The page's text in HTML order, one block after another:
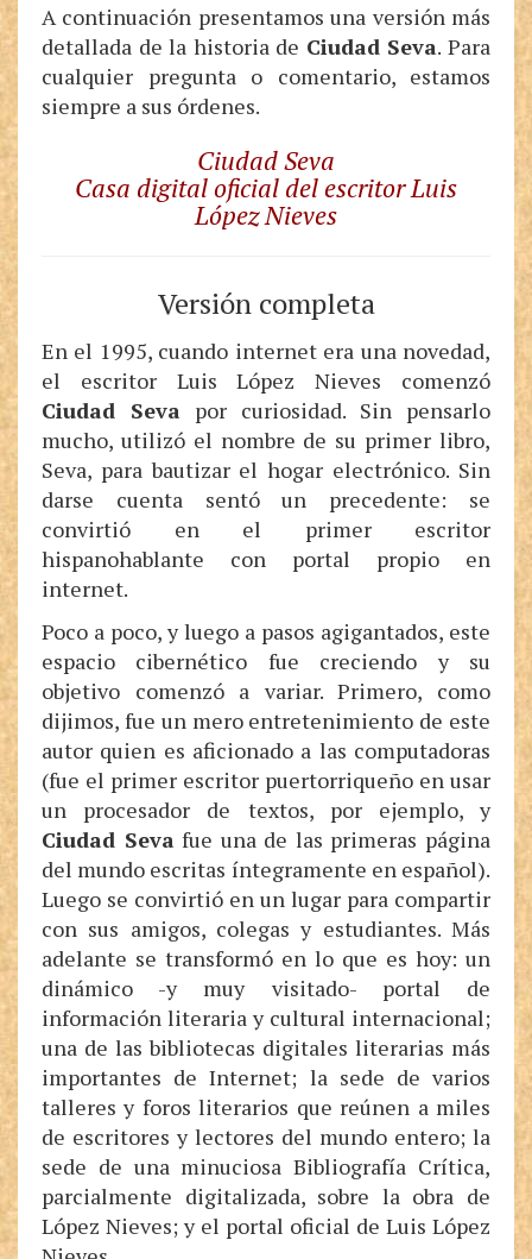
A continuación presentamos una versión más
detallada de la historia de Ciudad Seva. Para
cualquier pregunta o comentario, estamos
siempre a sus órdenes.
Ciudad Seva
Casa digital oficial del escritor Luis
López Nieves
Versión completa
En el 1995, cuando internet era una novedad,
el escritor Luis López Nieves comenzó
Ciudad Seva por curiosidad. Sin pensarlo
mucho, utilizó el nombre de su primer libro,
Seva, para bautizar el hogar electrónico. Sin
darse cuenta sentó un precedente: se
convirtió en el primer escritor
hispanohablante con portal propio en
internet.
Poco a poco, y luego a pasos agigantados, este
espacio cibernético fue creciendo y su
objetivo comenzó a variar. Primero, como
dijimos, fue un mero entretenimiento de este
autor quien es aficionado a las computadoras
(fue el primer escritor puertorriqueño en usar
un procesador de textos, por ejemplo, y
Ciudad Seva fue una de las primeras página
del mundo escritas íntegramente en español).
Luego se convirtió en un lugar para compartir
con sus amigos, colegas y estudiantes. Más
adelante se transformó en lo que es hoy: un
dinámico -y muy visitado- portal de
información literaria y cultural internacional;
una de las bibliotecas digitales literarias más
importantes de Internet; la sede de varios
talleres y foros literarios que reúnen a miles
de escritores y lectores del mundo entero; la
sede de una minuciosa Bibliografía Crítica,
parcialmente digitalizada, sobre la obra de
López Nieves; y el portal oficial de Luis López